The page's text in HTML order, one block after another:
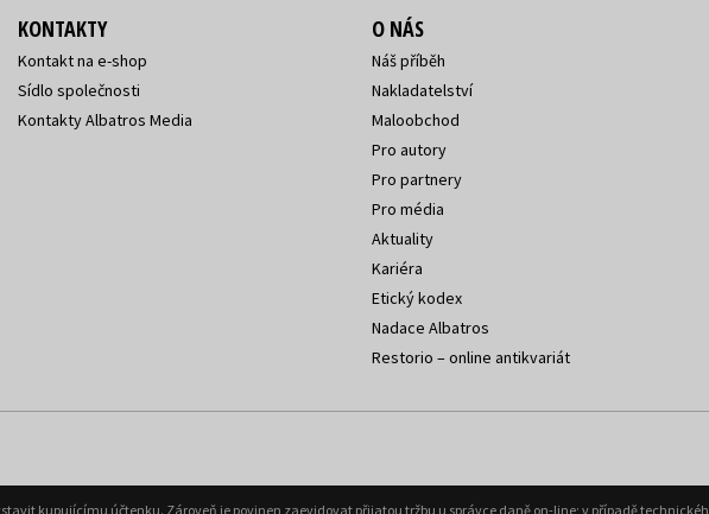
KONTAKTY
Kontakt na e-shop
Sídlo společnosti
Kontakty Albatros Media
O NÁS
Náš příběh
Nakladatelství
Maloobchod
Pro autory
Pro partnery
Pro média
Aktuality
Kariéra
Etický kodex
Nadace Albatros
Restorio – online antikvariát
kupujícímu účtenku. Zároveň je povinen zaevidovat přijatou tržbu u správce daně on-line; v případě